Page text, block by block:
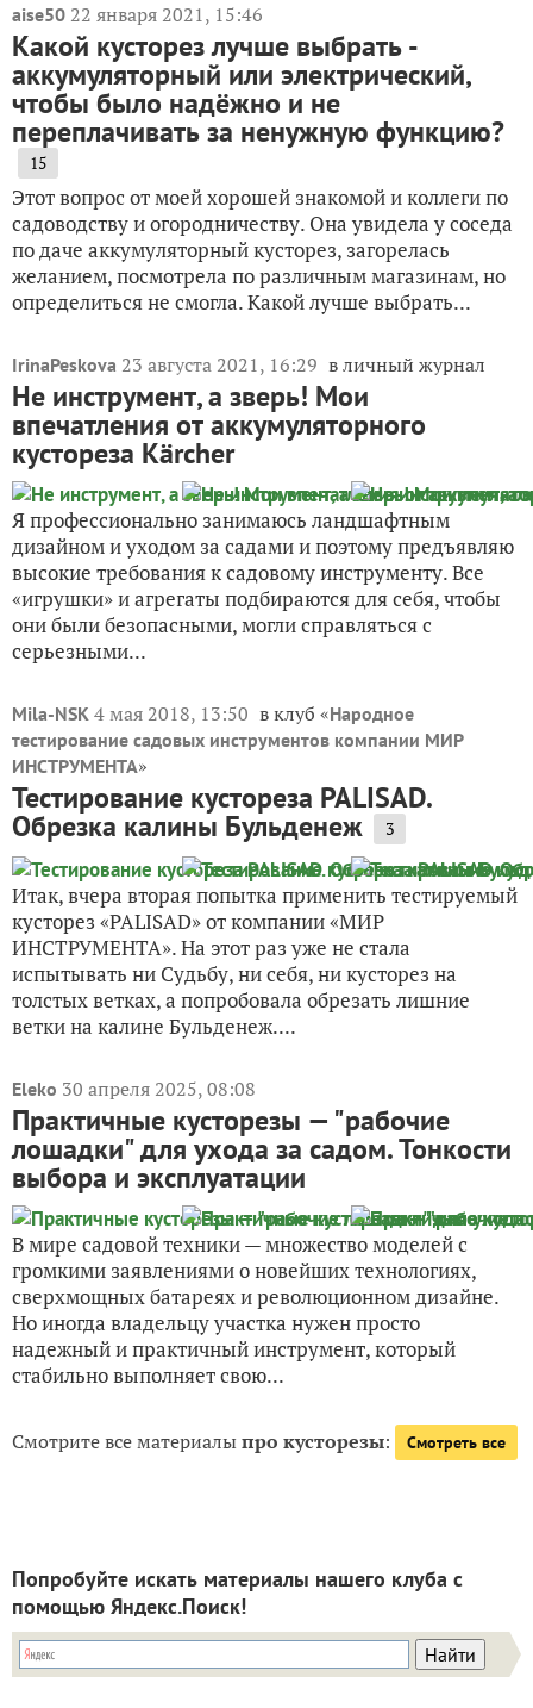
aise50 22 января 2021, 15:46
Какой кусторез лучше выбрать -
аккумуляторный или электрический,
чтобы было надёжно и не
переплачивать за ненужную функцию?
15
Этот вопрос от моей хорошей знакомой и коллеги по
садоводству и огородничеству. Она увидела у соседа
по даче аккумуляторный кусторез, загорелась
желанием, посмотрела по различным магазинам, но
определиться не смогла. Какой лучше выбрать...
IrinaPeskova 23 августа 2021, 16:29 в личный журнал
Не инструмент, а зверь! Мои
впечатления от аккумуляторного
кустореза Kärcher
Я профессионально занимаюсь ландшафтным
дизайном и уходом за садами и поэтому предъявляю
высокие требования к садовому инструменту. Все
«игрушки» и агрегаты подбираются для себя, чтобы
они были безопасными, могли справляться с
серьезными...
Mila-NSK 4 мая 2018, 13:50 в клуб «Народное
тестирование садовых инструментов компании МИР
ИНСТРУМЕНТА»
Тестирование кустореза PALISAD.
Обрезка калины Бульденеж 3
Итак, вчера вторая попытка применить тестируемый
кусторез «PALISAD» от компании «МИР
ИНСТРУМЕНТА». На этот раз уже не стала
испытывать ни Судьбу, ни себя, ни кусторез на
толстых ветках, а попробовала обрезать лишние
ветки на калине Бульденеж....
Eleko 30 апреля 2025, 08:08
Практичные кусторезы — "рабочие
лошадки" для ухода за садом. Тонкости
выбора и эксплуатации
В мире садовой техники — множество моделей с
громкими заявлениями о новейших технологиях,
сверхмощных батареях и революционном дизайне.
Но иногда владельцу участка нужен просто
надежный и практичный инструмент, который
стабильно выполняет свою...
Смотрите все материалыпро кусторезы: Смотреть все
Попробуйте искать материалы нашего клуба с
помощью Яндекс.Поиск!